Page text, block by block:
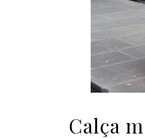
Calça